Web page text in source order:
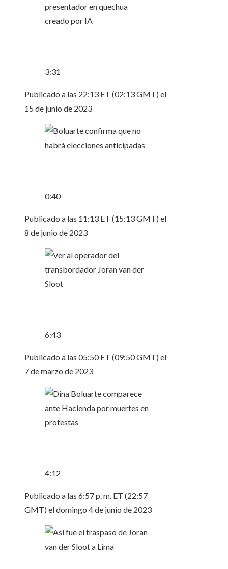
3:31
Publicado a las 22:13 ET (02:13 GMT) el
15 de junio de 2023
0:40
Publicado a las 11:13 ET (15:13 GMT) el
8 de junio de 2023
6:43
Publicado a las 05:50 ET (09:50 GMT) el
7 de marzo de 2023
4:12
Publicado a las 6:57 p. m. ET (22:57
GMT) el domingo 4 de junio de 2023